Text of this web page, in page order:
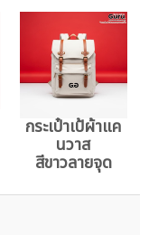
กระเป๋าเป้ผ้าแค
นวาส
สีขาวลายจุด